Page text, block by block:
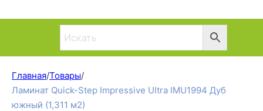
Главная/Товары/
Ламинат Quick-Step Impressive Ultra IMU1994 Дуб
южный (1,311 м2)